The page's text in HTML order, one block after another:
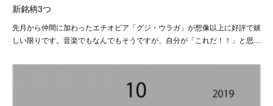
新銘柄3つ
先月から仲間に加わったエチオピア「グジ・ウラガ」が想像以上に好評で嬉
しい限りです。音楽でもなんでもそうですが、自分が「これだ！！」と思…